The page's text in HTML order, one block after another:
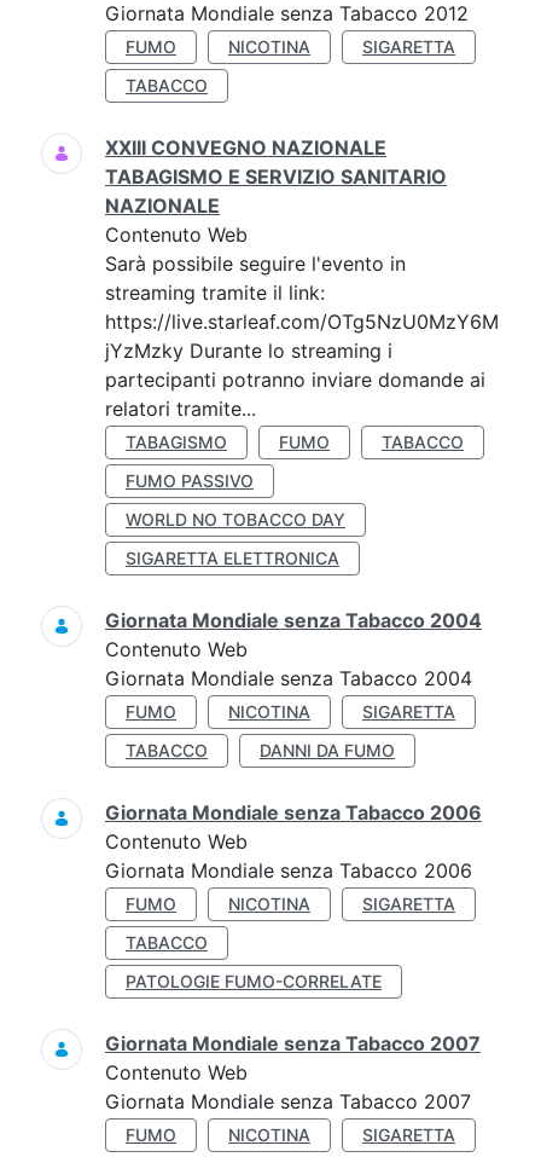
Giornata Mondiale senza Tabacco 2012
FUMO NICOTINA
SIGARETTA
TABACCO
XXIII CONVEGNO NAZIONALE
TABAGISMO E SERVIZIO SANITARIO
NAZIONALE
Contenuto Web
Sarà possibile seguire l'evento in
streaming tramite il link:
https://live.starleaf.com/OTg5NzU0MzY6M
jYzMzky Durante lo streaming i
partecipanti potranno inviare domande ai
relatori tramite...
TABAGISMO FUMO
TABACCO
FUMO PASSIVO
WORLD NO TOBACCO DAY
SIGARETTA ELETTRONICA
Giornata Mondiale senza Tabacco 2004
Contenuto Web
Giornata Mondiale senza Tabacco 2004
FUMO NICOTINA
SIGARETTA
TABACCO
DANNI DA FUMO
Giornata Mondiale senza Tabacco 2006
Contenuto Web
Giornata Mondiale senza Tabacco 2006
FUMO NICOTINA
SIGARETTA
TABACCO
PATOLOGIE FUMO-CORRELATE
Giornata Mondiale senza Tabacco 2007
Contenuto Web
Giornata Mondiale senza Tabacco 2007
FUMO NICOTINA SIGARETTA